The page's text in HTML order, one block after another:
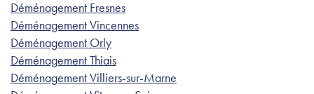
Déménagement Fresnes
Déménagement Vincennes
Déménagement Orly
Déménagement Thiais
Déménagement Villiers-sur-Marne